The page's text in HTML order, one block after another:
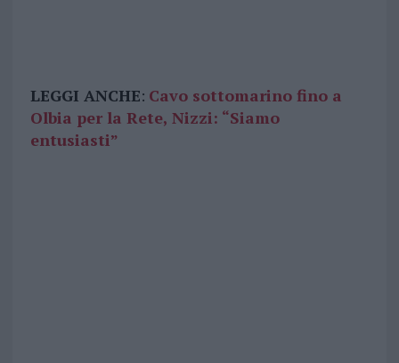
LEGGI ANCHE: Cavo sottomarino fino a
Olbia per la Rete, Nizzi: “Siamo
entusiasti”